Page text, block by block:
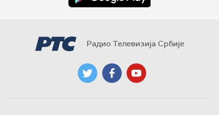
Радио Телевизија Србије